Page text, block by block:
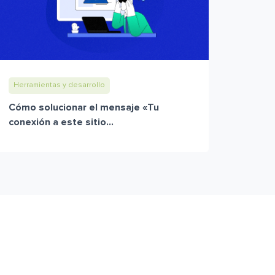
Herramientas y desarrollo
Cómo solucionar el mensaje «Tu
conexión a este sitio...